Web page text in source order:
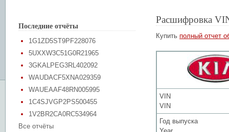
Последние отчёты
1G1ZD5ST9PF228076
5UXXW3C51G0R21965
3GKALPEG3RL402092
WAUDACF5XNA029359
WAUEAAF48RN005995
1C4SJVGP2PS500455
1V2BR2CA0RC534964
Все отчёты
Расшифровка
Купить полный отчет
VIN
VIN
Год выпуска